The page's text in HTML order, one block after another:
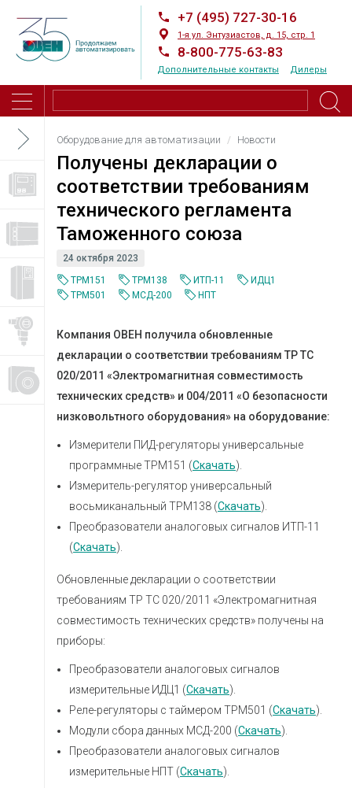
+7 (495) 727-30-16
1-я ул. Энтузиастов, д. 15, стр. 1
8-800-775-63-83
Дополнительные контакты Дилеры
Оборудование для автоматизации Новости
Получены декларации о
соответствии требованиям
технического регламента
Таможенного союза
24 октября 2023
ТРМ151
ТРМ138 ИТП-11
ИДЦ1
ТРМ501
МСД-200 НПТ
Компания ОВЕН получила обновленные
декларации о соответствии требованиям ТР ТС
020/2011 «Электромагнитная совместимость
технических средств» и 004/2011 «О безопасности
низковольтного оборудования» на оборудование:
Измерители ПИД-регуляторы универсальные
программные ТРМ151 (Скачать).
Измеритель-регулятор универсальный
восьмиканальный ТРМ138 (Скачать).
Преобразователи аналоговых сигналов ИТП-11
(Скачать).
Обновленные декларации о соответствии
требованиям ТР ТС 020/2011 «Электромагнитная
совместимость технических средств» получены на
приборы:
Преобразователи аналоговых сигналов
измерительные ИДЦ1 (Скачать).
Реле-регуляторы с таймером ТРМ501 (Скачать).
Модули сбора данных МСД-200 (Скачать).
Преобразователи аналоговых сигналов
измерительные НПТ (Скачать).